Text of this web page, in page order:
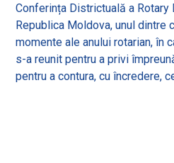
Conferința Districtuală a
Republica Moldova, unul dintre
momente ale anului rotarian, în
s-a reunit pentru a privi
pentru a contura, cu încredere,